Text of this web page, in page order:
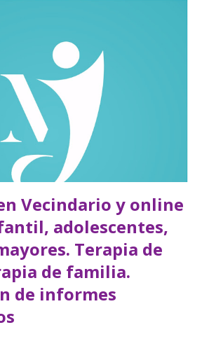
Vecindario y online
adolescentes,
Terapia de
de familia.
de informes